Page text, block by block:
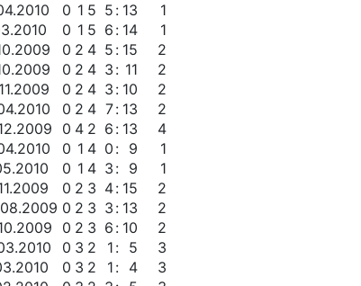
0 1 5 5 : 13
1
0 1 5 6 : 14
1
0 2 4 5 : 15
2
0 2 4 3 : 11
2
0 2 4 3 : 10
2
0 2 4 7: 13
2
0 4 2 6 : 13
4
0 1 4 0 : 9
1
0 1 4 3 : 9
1
0 2 3 4: 15
2
0 2 3 3 : 13
2
0 2 3 6 : 10
2
0 3 2 1 : 5
3
0 3 2 1 : 4
3